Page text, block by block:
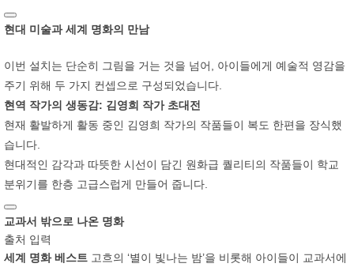
현대 미술과 세계 명화의 만남
이번 설치는 단순히 그림을 거는 것을 넘어, 아이들에게 예술적 영감을
주기 위해 두 가지 컨셉으로 구성되었습니다.
현역 작가의 생동감: 김영희 작가 초대전
현재 활발하게 활동 중인 김영희 작가의 작품들이 복도 한편을 장식했
습니다.
현대적인 감각과 따뜻한 시선이 담긴 원화급 퀄리티의 작품들이 학교
분위기를 한층 고급스럽게 만들어 줍니다.
교과서 밖으로 나온 명화
출처 입력
세계 명화 베스트 고흐의 ‘별이 빛나는 밤’을 비롯해 아이들이 교과서에